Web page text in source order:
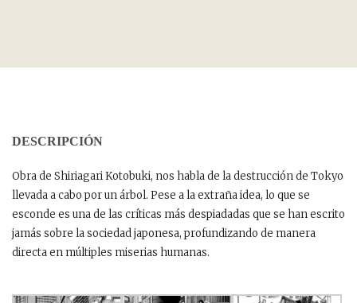
DESCRIPCIÓN
Obra de Shiriagari Kotobuki, nos habla de la destrucción de Tokyo
llevada a cabo por un árbol. Pese a la extraña idea, lo que se
esconde es una de las críticas más despiadadas que se han escrito
jamás sobre la sociedad japonesa, profundizando de manera
directa en múltiples miserias humanas.